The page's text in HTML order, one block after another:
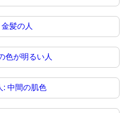
金髪の人
色が明るい人
: 中間の肌色